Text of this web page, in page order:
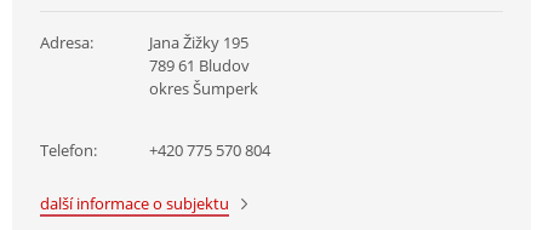
Adresa:
Jana Žižky 195
789 61 Bludov
okres Šumperk
Telefon: +420 775 570 804
další informace o subjektu